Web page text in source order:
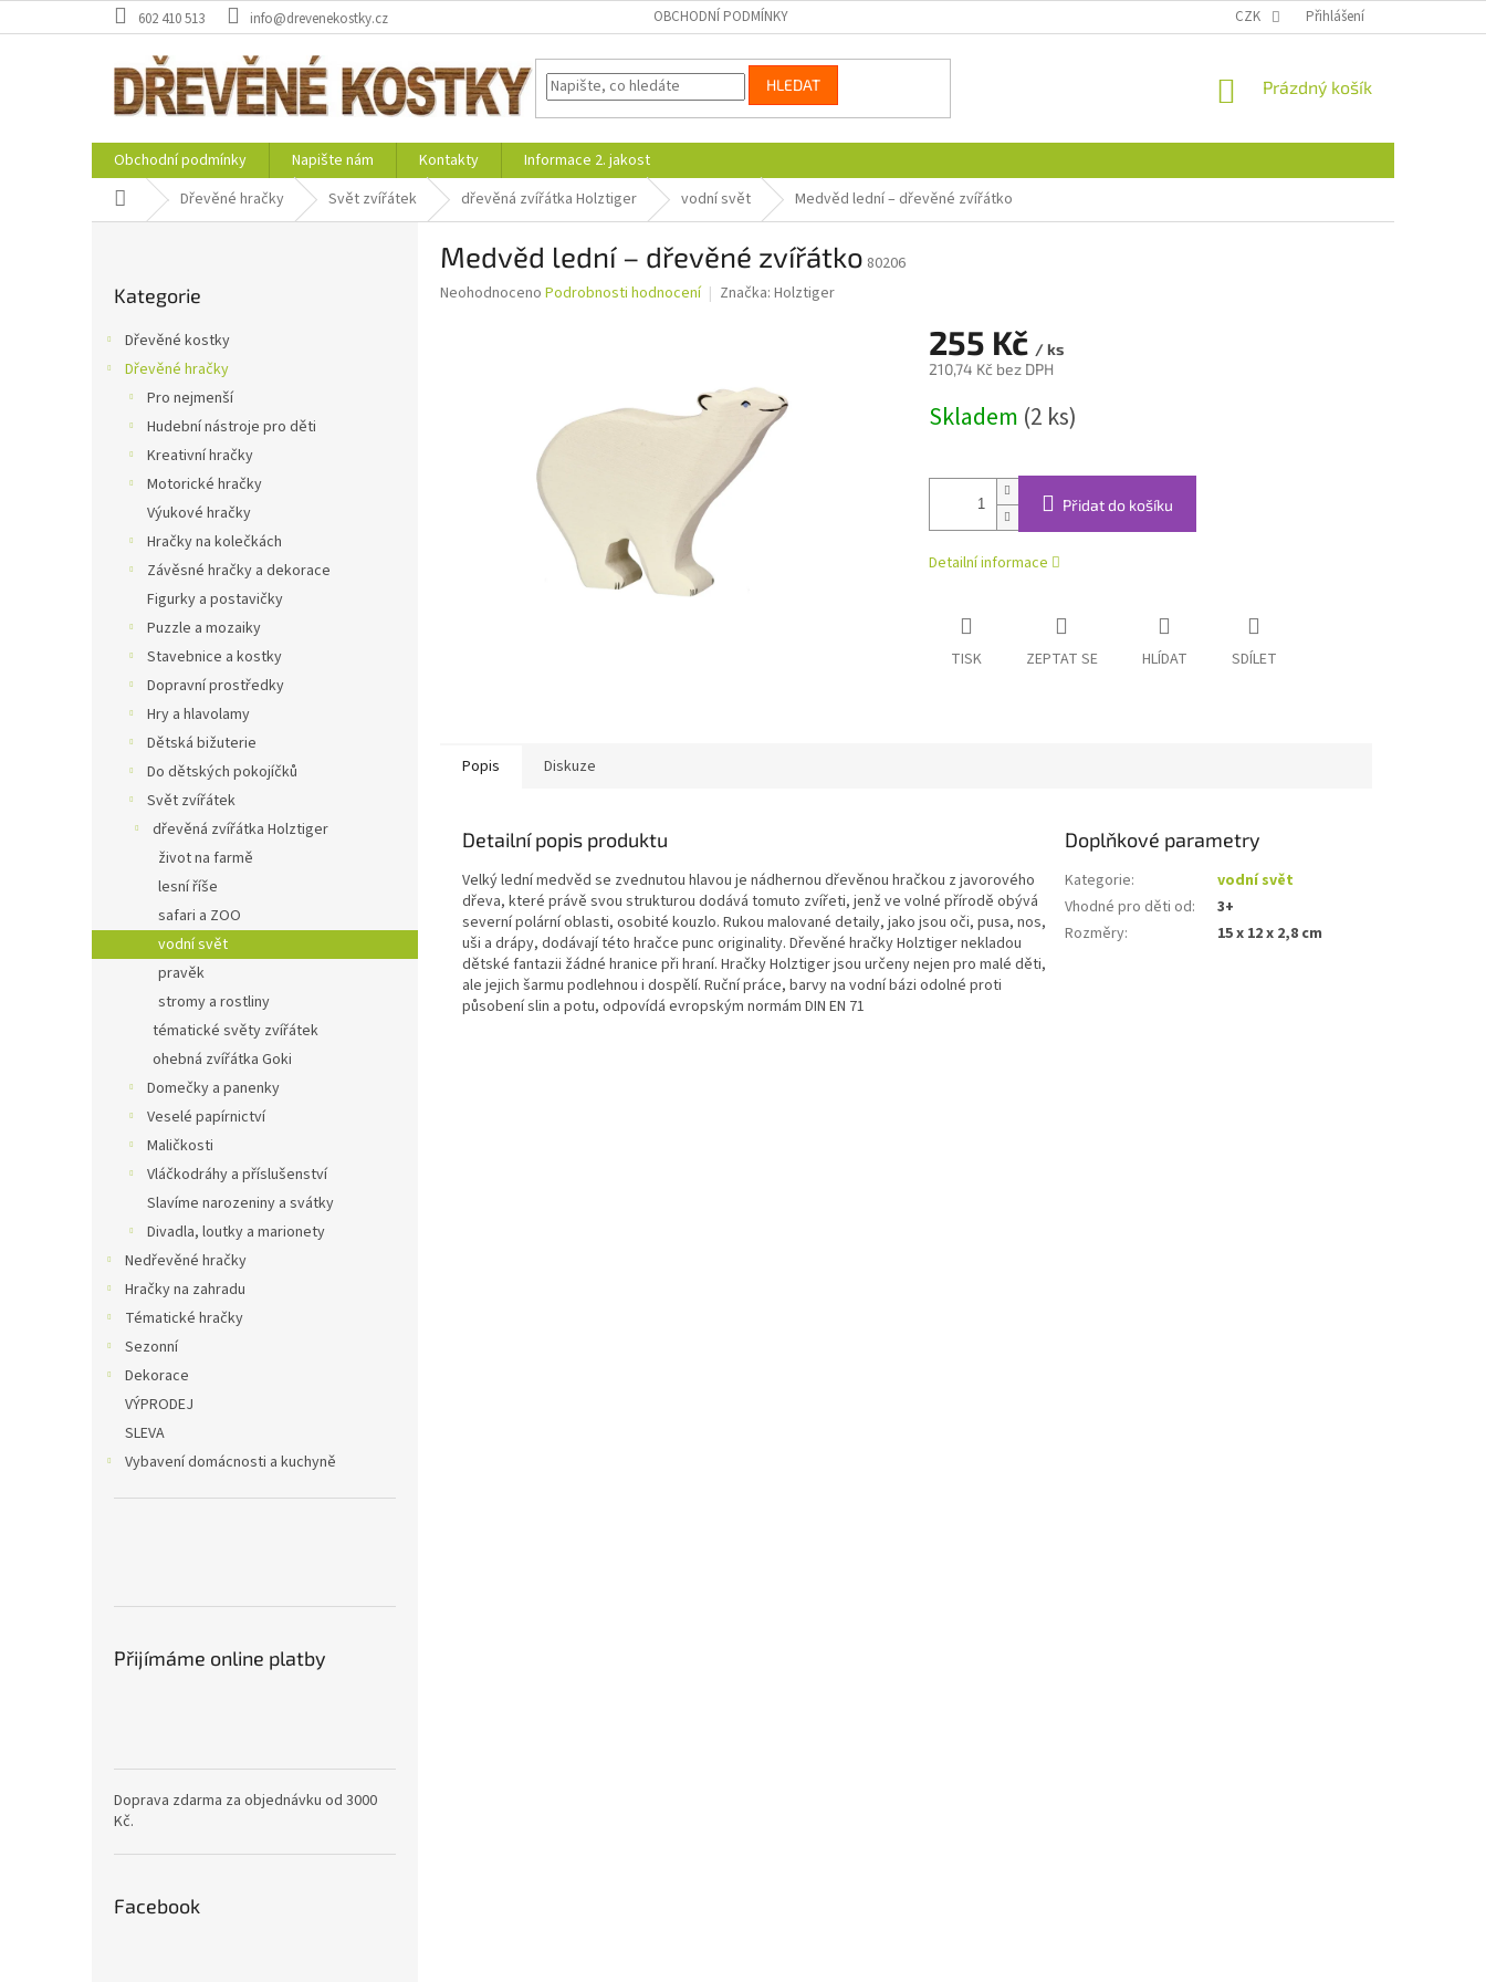
na
602 410 513 info@drevenekostky.cz OBCHODNÍ PODMÍNKY CZK Přihlášení
HLEDAT
NÁKUPNÍ
Prázdný košík
Obchodní podmínky Napište nám Kontakty
Informace 2. jakost
Domů Dřevěné hračky Svět zvířátek dřevěná zvířátka Holztiger vodní svět Medvěd lední – dřevěné zvířátko
kategorie
Kategorie
Dřevěné kostky
Dřevěné hračky
Pro nejmenší
Hudební nástroje pro děti
Kreativní hračky
Motorické hračky
Výukové hračky
Hračky na kolečkách
Závěsné hračky a dekorace
Figurky a postavičky
Puzzle a mozaiky
Stavebnice a kostky
Dopravní prostředky
Hry a hlavolamy
Dětská bižuterie
Do dětských pokojíčků
Svět zvířátek
dřevěná zvířátka Holztiger
život na farmě
lesní říše
safari a ZOO
vodní svět
pravěk
stromy a rostliny
tématické světy zvířátek
ohebná zvířátka Goki
Domečky a panenky
Veselé papírnictví
Maličkosti
Vláčkodráhy a příslušenství
Slavíme narozeniny a svátky
Divadla, loutky a marionety
Nedřevěné hračky
Hračky na zahradu
Tématické hračky
Sezonní
Dekorace
VÝPRODEJ
SLEVA
Vybavení domácnosti a kuchyně
Přijímáme online platby
Doprava zdarma za objednávku od 3000
Kč.
Facebook
Medvěd lední – dřevěné zvířátko 80206
Průměrné
Neohodnoceno Podrobnosti hodnocení Značka: Holztiger
255 Kč / ks
210,74 Kč bez DPH
cena:
Skladem (2 ks)
Přidat do košíku
Detailní informace
TISK ZEPTAT SE HLÍDAT SDÍLET
Popis Diskuze
Detailní popis produktu
Velký lední medvěd se zvednutou hlavou je nádhernou dřevěnou hračkou z javorového
dřeva, které právě svou strukturou dodává tomuto zvířeti, jenž ve volné přírodě obývá
severní polární oblasti, osobité kouzlo. Rukou malované detaily, jako jsou oči, pusa, nos,
uši a drápy, dodávají této hračce punc originality. Dřevěné hračky Holztiger nekladou
dětské fantazii žádné hranice při hraní. Hračky Holztiger jsou určeny nejen pro malé děti,
ale jejich šarmu podlehnou i dospělí. Ruční práce, barvy na vodní bázi odolné proti
působení slin a potu, odpovídá evropským normám DIN EN 71
Doplňkové parametry
Kategorie:
vodní svět
Vhodné pro děti od:
3+
Rozměry: 15 x 12 x 2,8 cm